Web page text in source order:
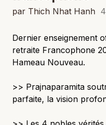
par Thich Nhat Hanh
Dernier enseignement
retraite Francophone
Hameau Nouveau.
>> Prajnaparamita
parfaite, la vision